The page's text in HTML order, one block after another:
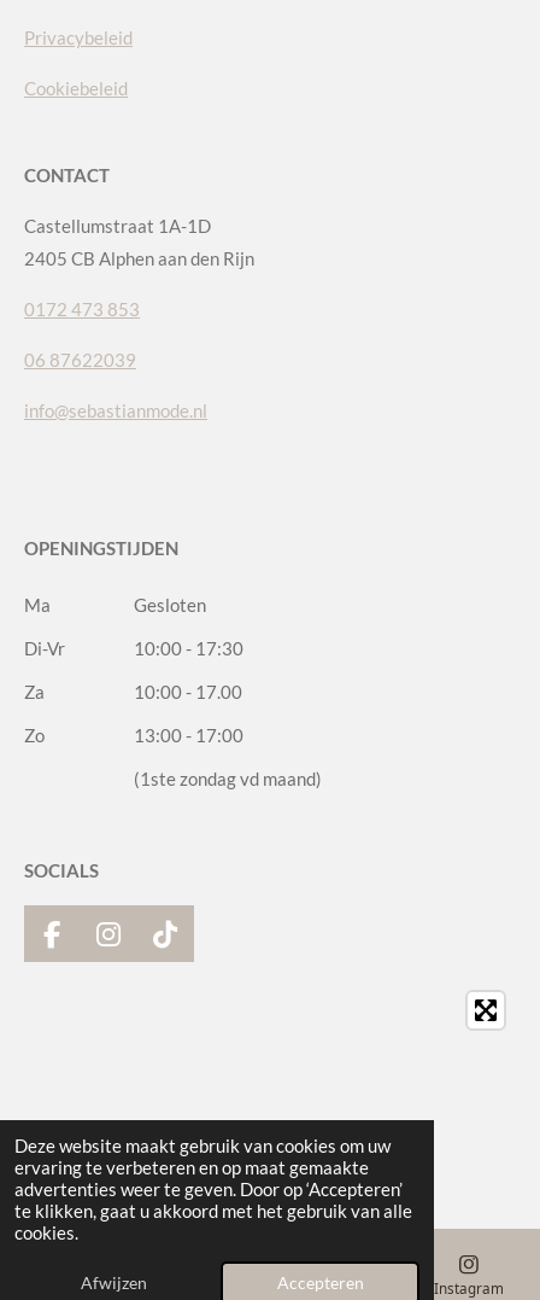
Deze website maakt gebruik van cookies om uw
ervaring te verbeteren en op maat gemaakte
advertenties weer te geven. Door op ‘Accepteren’
te klikken, gaat u akkoord met het gebruik van alle
cookies.
Afwijzen Accepteren
Privacybeleid
Cookiebeleid
CONTACT
Castellumstraat 1A-1D
2405 CB Alphen aan den Rijn
0172 473 853
06 87622039
info@sebastianmode.nl
OPENINGSTIJDEN
Ma
Gesloten
Di-Vr
10:00 - 17:30
Za
10:00 - 17.00
Zo
13:00 - 17:00
(1ste zondag vd maand)
SOCIALS
F
a
I
n
m
T
i
E-mailadres Telefoonnummer Kaart Instagram